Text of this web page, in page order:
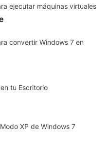
ejecutar máquinas virtuales
convertir Windows 7 en
tu Escritorio
XP de Windows 7